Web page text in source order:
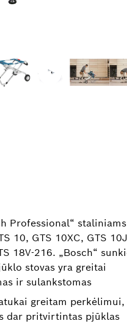
Professional“ staliniams
10, GTS 10XC, GTS
18V-216. „Bosch“
stovas yra greitai
ir sulankstomas
greitam perkėlimui,
dar pritvirtintas pjūklas